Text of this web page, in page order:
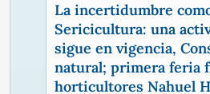
La incertidumbre
Sericicultura: una
sigue en vigencia,
natural; primera feria
horticultores Nahuel